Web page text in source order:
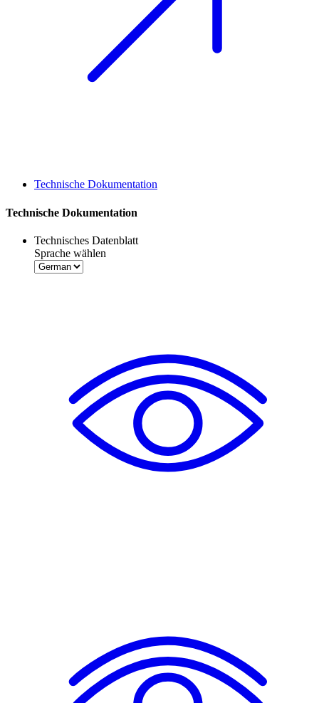
Technische Dokumentation
Technische Dokumentation
Technisches Datenblatt
Sprache wählen